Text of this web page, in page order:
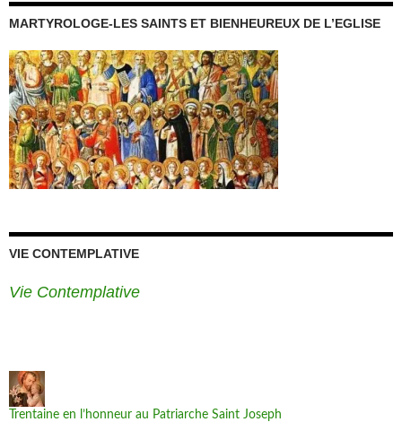
MARTYROLOGE-LES SAINTS ET BIENHEUREUX DE L’EGLISE
VIE CONTEMPLATIVE
Vie Contemplative
Trentaine en l’honneur au Patriarche Saint Joseph